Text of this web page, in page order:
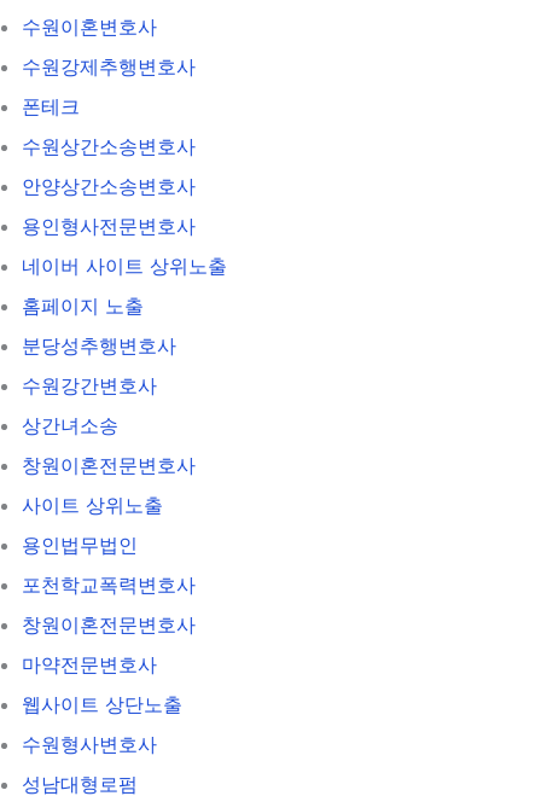
수원이혼변호사
수원강제추행변호사
폰테크
수원상간소송변호사
안양상간소송변호사
용인형사전문변호사
네이버 사이트 상위노출
홈페이지 노출
분당성추행변호사
수원강간변호사
상간녀소송
창원이혼전문변호사
사이트 상위노출
용인법무법인
포천학교폭력변호사
창원이혼전문변호사
마약전문변호사
웹사이트 상단노출
수원형사변호사
성남대형로펌